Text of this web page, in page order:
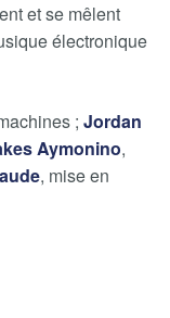
et se mêlent
électronique
; Jordan
Aymonino,
, mise en